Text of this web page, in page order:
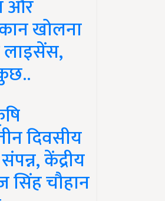
और
खोलना
लाइसेंस,
दिवसीय
केंद्रीय
सिंह चौहान